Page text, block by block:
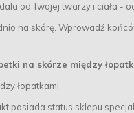
od Twojej twarzy i ciała -
na skórę. Wprowadź
na skórze między
łopatkami
posiada status sklepu